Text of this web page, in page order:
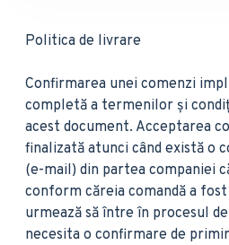
Politica de livrare
Confirmarea unei comenzi
completă a termenilor și
acest document. Acceptarea
finalizată atunci când există o
(e-mail) din partea companiei
conform căreia comandă a
urmează să între în procesul
necesita o confirmare de